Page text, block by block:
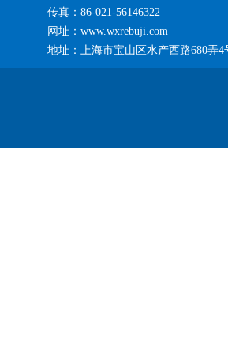
传真：86-021-56146322
网址：www.wxrebuji.com
地址：上海市宝山区水产西路680弄4